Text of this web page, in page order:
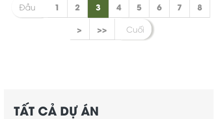
Đầu 1 2 3 4 5 6 7
8
>
>> Cuối
TẤT CẢ DỰ ÁN